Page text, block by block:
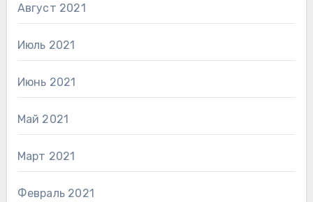
Август 2021
Июль 2021
Июнь 2021
Май 2021
Март 2021
Февраль 2021